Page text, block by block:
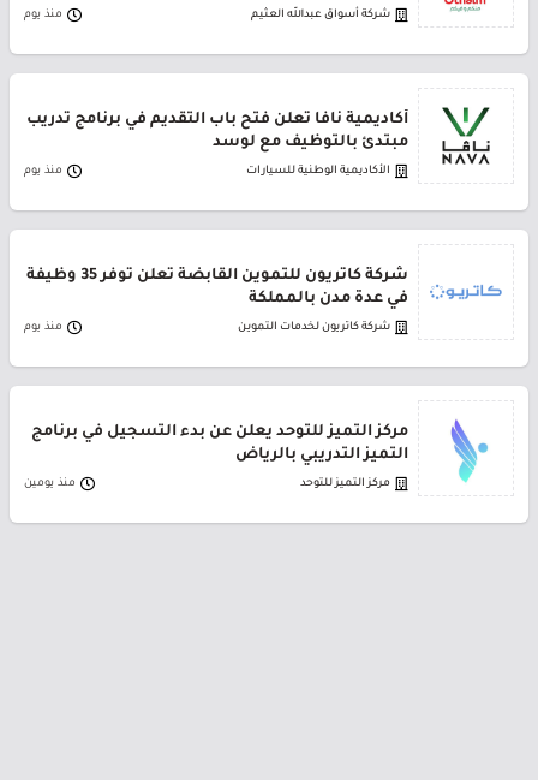
شركة أسواق عبدالله العثيم منذ يوم
أكاديمية نافا تعلن فتح باب التقديم في برنامج تدريب
مبتدئ بالتوظيف مع لوسد
الأكاديمية الوطنية للسيارات منذ يوم
شركة كاتريون للتموين القابضة تعلن توفر 35 وظيفة
في عدة مدن بالمملكة
شركة كاتريون لخدمات التموين منذ يوم
مركز التميز للتوحد يعلن عن بدء التسجيل في برنامج
التميز التدريبي بالرياض
مركز التميز للتوحد منذ يومين